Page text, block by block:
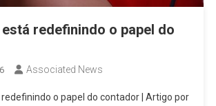
redefinindo o papel do
Associated News
o papel do contador | Artigo por